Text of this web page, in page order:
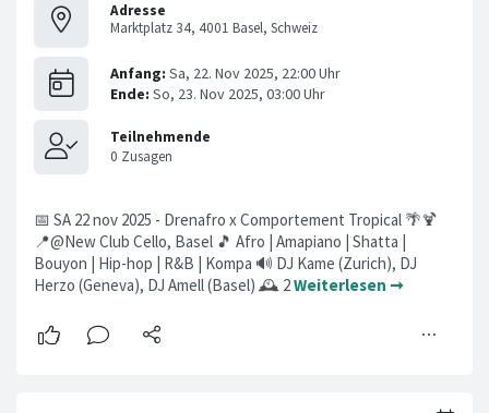
Adresse
Marktplatz 34, 4001 Basel, Schweiz
📅 SA 22 nov 2025 - Drenafro x Comportement Tropical 🌴🍹
📍@New Club Cello, Basel 🎵 Afro | Amapiano | Shatta |
Bouyon | Hip-hop | R&B | Kompa 🔊 DJ Kame (Zurich), DJ
Herzo (Geneva), DJ Amell (Basel) 🕰️ 2Weiterlesen ➞